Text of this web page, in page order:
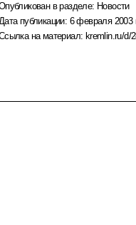
в разделе: Новости
публикации: 6 февраля 2003
на материал: kremlin.ru/d/